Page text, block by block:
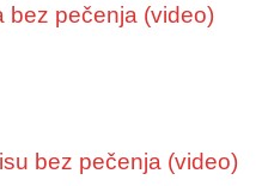
bez pečenja (video)
bez pečenja (video)